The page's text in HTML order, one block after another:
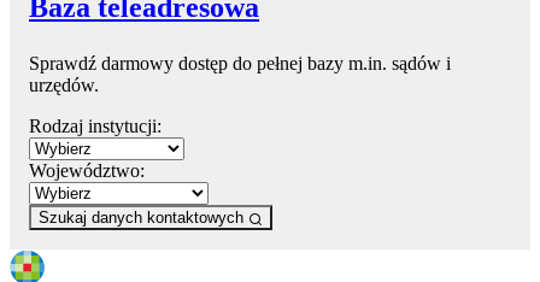
Baza teleadresowa
Sprawdź darmowy dostęp do pełnej bazy m.in. sądów i
urzędów.
Rodzaj instytucji:
Województwo:
Szukaj danych kontaktowych